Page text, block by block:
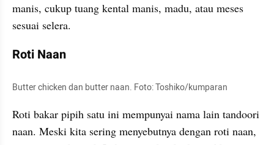
manis, cukup tuang kental manis, madu, atau meses
sesuai selera.
Roti Naan
Butter chicken dan butter naan. Foto: Toshiko/kumparan
Roti bakar pipih satu ini mempunyai nama lain tandoori
naan. Meski kita sering menyebutnya dengan roti naan,